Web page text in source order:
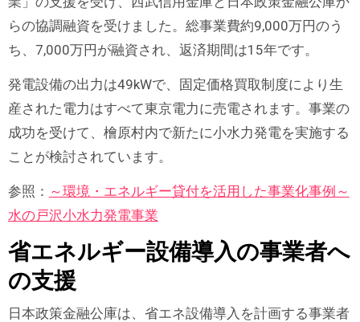
らの協調融資を受けました。総事業費約9,000万円のう
ち、7,000万円が融資され、返済期間は15年です。
発電設備の出力は49kWで、固定価格買取制度により生
産された電力はすべて東京電力に売電されます。事業の
成功を受けて、檜原村内で新たに小水力発電を実施する
ことが検討されています。
参照： ～環境・エネルギー貸付を活用した事業化事例～
水の戸沢小水力発電事業
省エネルギー設備導入の事業者へ
の支援
日本政策金融公庫は、省エネ設備導入を計画する事業者